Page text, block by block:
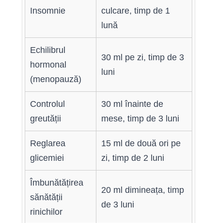
Insomnie
culcare, timp de 1
lună
Echilibrul
hormonal
(menopauză)
30 ml pe zi, timp de 3
luni
Controlul
greutății
30 ml înainte de
mese, timp de 3 luni
Reglarea
glicemiei
15 ml de două ori pe
zi, timp de 2 luni
Îmbunătățirea
sănătății
rinichilor
20 ml dimineața, timp
de 3 luni